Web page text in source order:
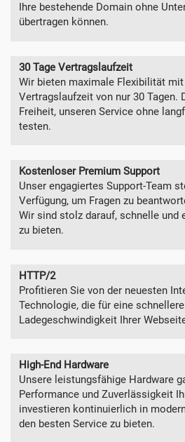
Ihre bestehende Domain ohne
übertragen können.
30 Tage Vertragslaufzeit
Wir bieten maximale Flexibilität
Vertragslaufzeit von nur 30 Tagen.
Freiheit, unseren Service ohne
testen.
Kostenloser Premium Support
Unser engagiertes Support-Team
Verfügung, um Fragen zu
Wir sind stolz darauf, schnelle und
zu bieten.
HTTP/2
Profitieren Sie von der neuesten
Technologie, die für eine
Ladegeschwindigkeit Ihrer
High-End Hardware
Unsere leistungsfähige Hardware
Performance und Zuverlässigkeit
investieren kontinuierlich in
den besten Service zu bieten.